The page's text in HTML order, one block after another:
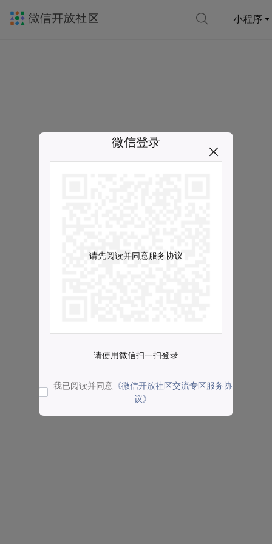
小程序
微信登录
请先阅读并同意服务协议
请使用微信扫一扫登录
我已阅读并同意 《微信开放社区交流专区服务协
议》